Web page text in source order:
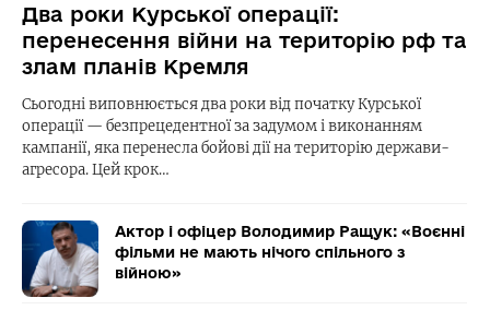
Два роки Курської операції:
перенесення війни на територію рф та
злам планів Кремля
Сьогодні виповнюється два роки від початку Курської
операції — безпрецедентної за задумом і виконанням
кампанії, яка перенесла бойові дії на територію держави-
агресора. Цей крок…
Актор і офіцер Володимир Ращук: «Воєнні
фільми не мають нічого спільного з
війною»